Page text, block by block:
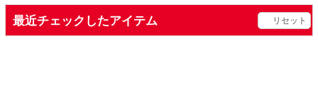
最近チェックしたアイテム リセット